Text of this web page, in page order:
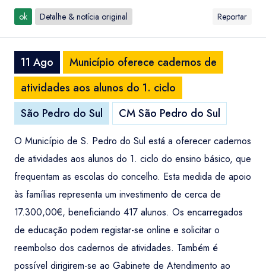
ok Detalhe & notícia original Reportar
11 Ago
Município oferece cadernos de
atividades aos alunos do 1. ciclo
São Pedro do Sul
CM São Pedro do Sul
O Município de S. Pedro do Sul está a oferecer cadernos
de atividades aos alunos do 1. ciclo do ensino básico, que
frequentam as escolas do concelho. Esta medida de apoio
às famílias representa um investimento de cerca de
17.300,00€, beneficiando 417 alunos. Os encarregados
de educação podem registar-se online e solicitar o
reembolso dos cadernos de atividades. Também é
possível dirigirem-se ao Gabinete de Atendimento ao